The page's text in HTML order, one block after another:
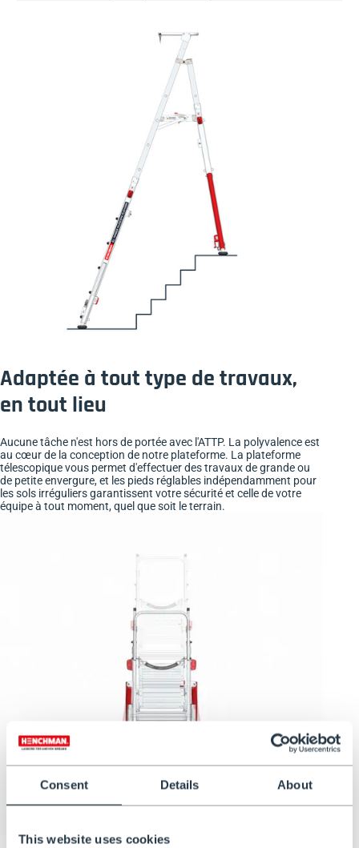
Consent Details About
This website uses cookies
Adaptée à tout type de travaux,
en tout lieu
Aucune tâche n'est hors de portée avec l'ATTP. La polyvalence est
au cœur de la conception de notre plateforme. La plateforme
télescopique vous permet d'effectuer des travaux de grande ou
de petite envergure, et les pieds réglables indépendamment pour
les sols irréguliers garantissent votre sécurité et celle de votre
équipe à tout moment, quel que soit le terrain.